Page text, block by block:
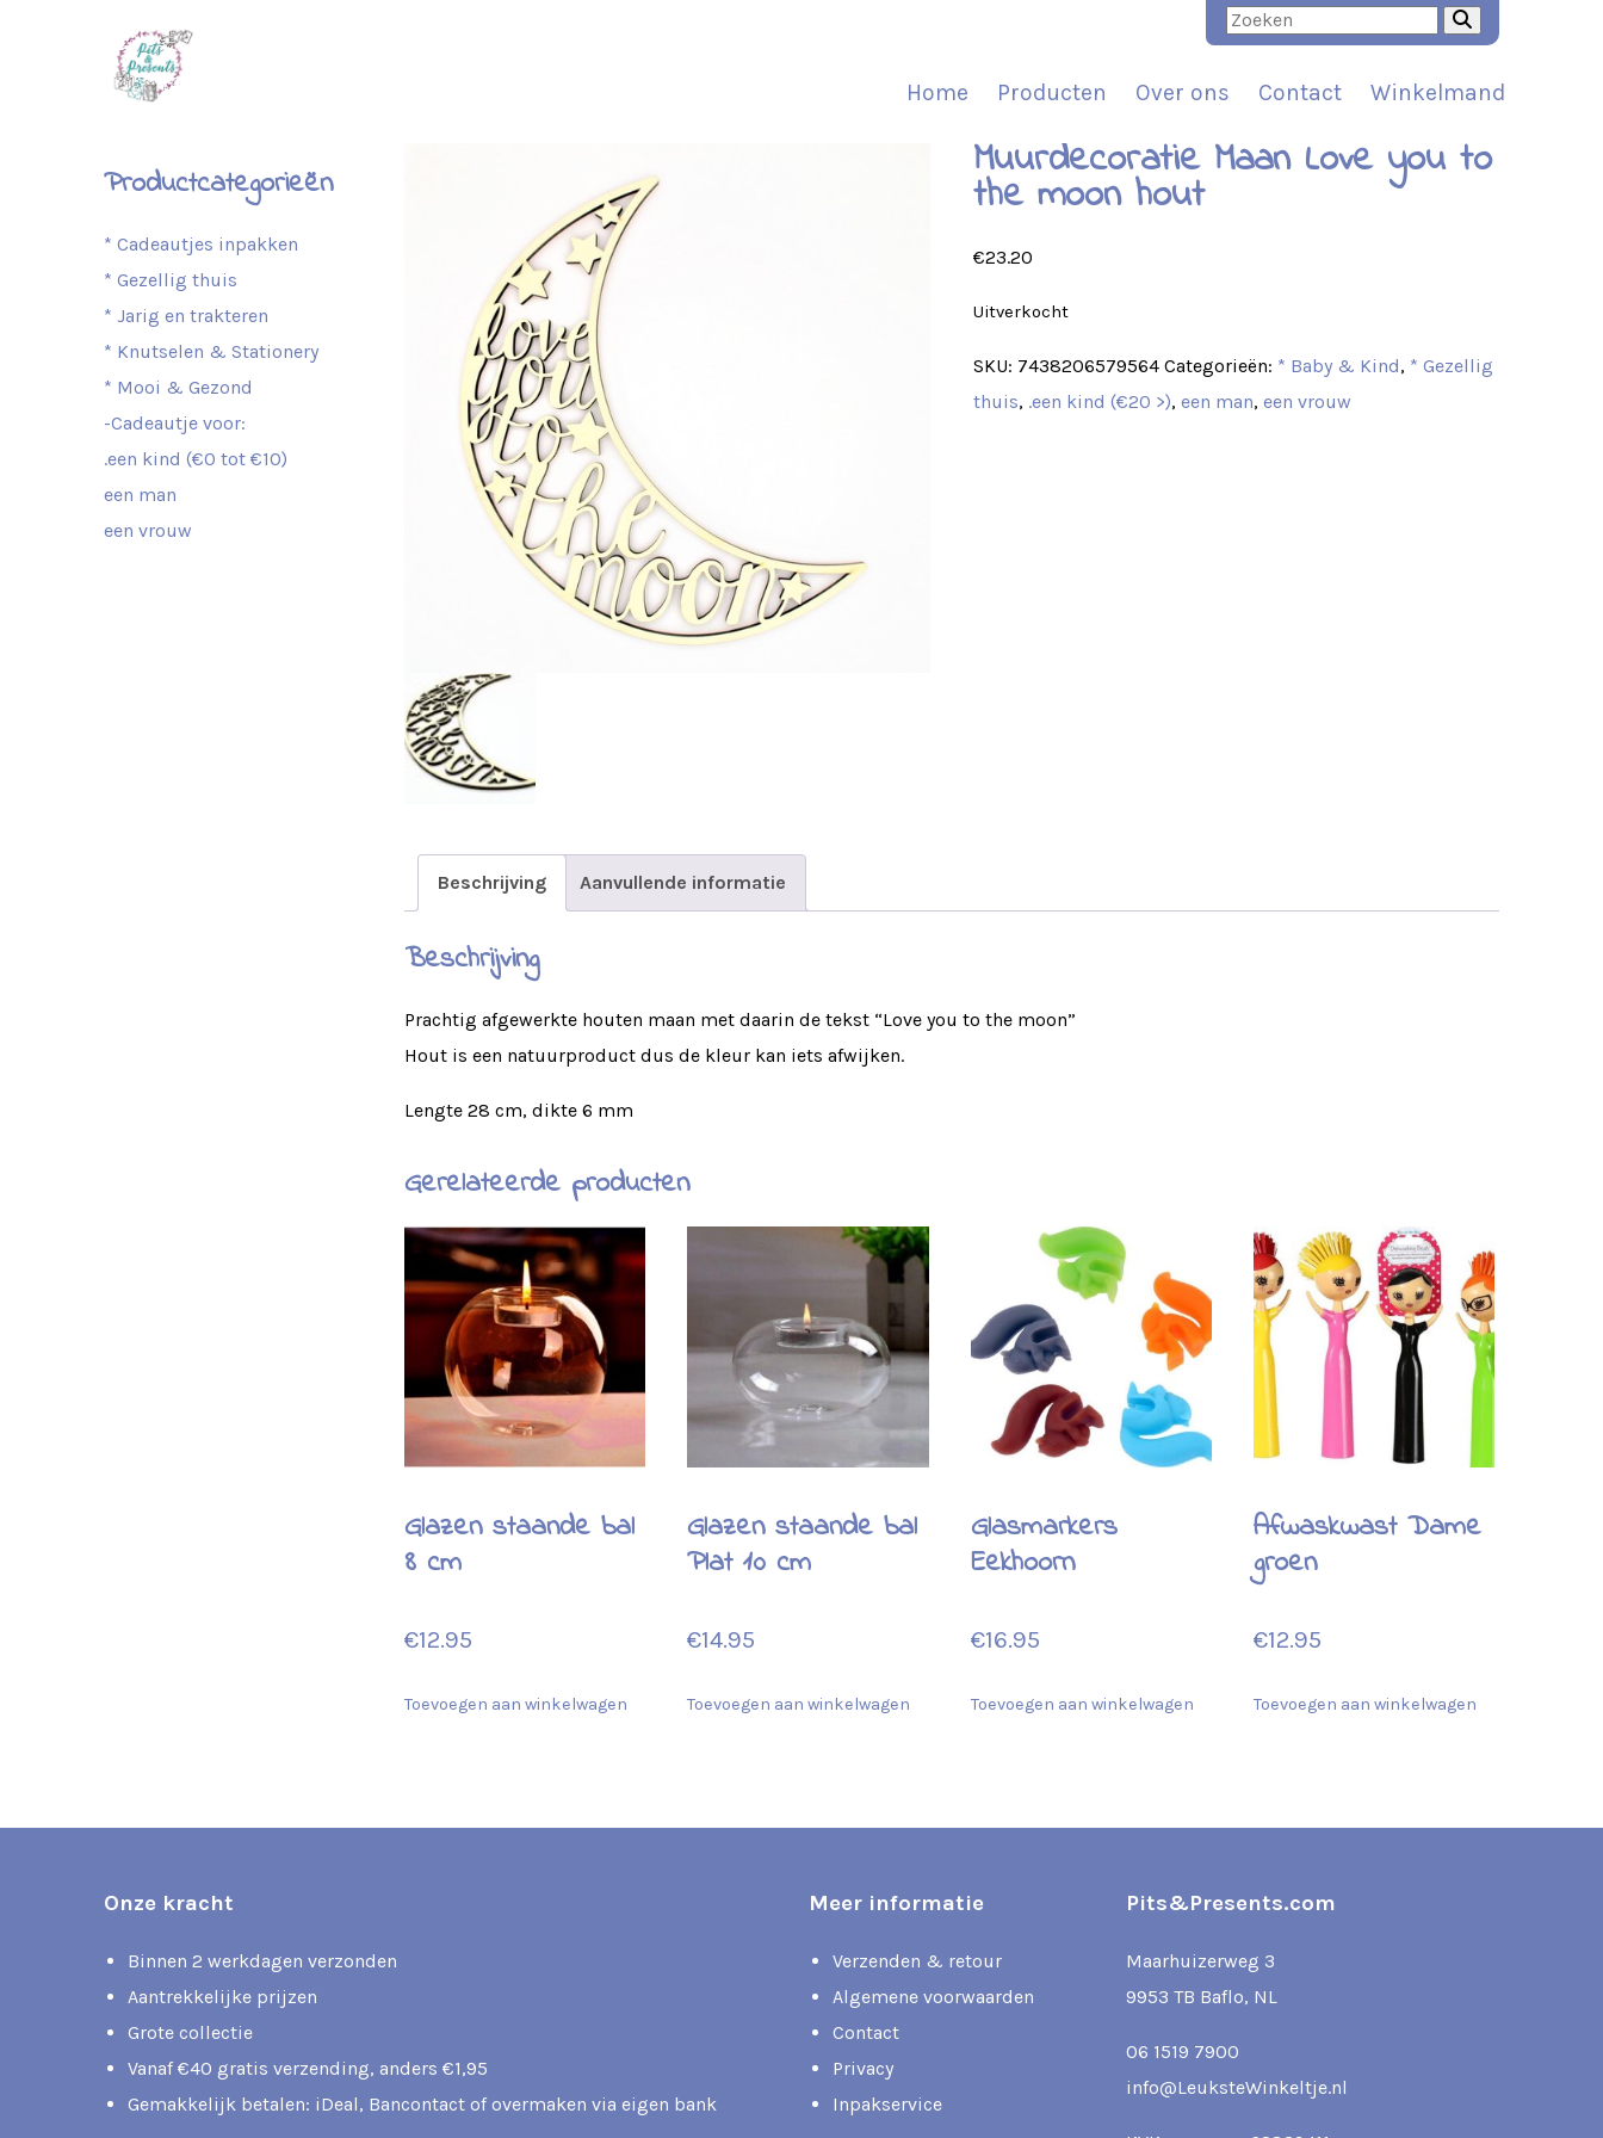
Home Producten Over ons Contact Winkelmand
Muurdecoratie Maan Love you to
the moon hout
€23.20
Uitverkocht
SKU: 7438206579564 Categorieën: * Baby & Kind, * Gezellig
thuis, .een kind (€20 >),een man,een vrouw
Beschrijving Aanvullende informatie
Beschrijving
Prachtig afgewerkte houten maan met daarin de tekst “Love you to the moon”
Hout is een natuurproduct dus de kleur kan iets afwijken.
Lengte 28 cm, dikte 6 mm
Gerelateerde producten
Glazen staande bal
8 cm
€12.95
Toevoegen aan winkelwagen
Glazen staande bal
Plat 10 cm
€14.95
Toevoegen aan winkelwagen
Glasmarkers
Eekhoorn
€16.95
Toevoegen aan winkelwagen
Afwaskwast Dame
groen
€12.95
Toevoegen aan winkelwagen
Productcategorieën
* Cadeautjes inpakken
* Gezellig thuis
* Jarig en trakteren
* Knutselen & Stationery
* Mooi & Gezond
-Cadeautje voor:
.een kind (€0 tot €10)
een man
een vrouw
Onze kracht
Binnen 2 werkdagen verzonden
Aantrekkelijke prijzen
Grote collectie
Vanaf €40 gratis verzending, anders €1,95
Gemakkelijk betalen: iDeal, Bancontact of overmaken via eigen bank
Meer informatie
Verzenden & retour
Algemene voorwaarden
Contact
Privacy
Inpakservice
Pits&Presents.com
Maarhuizerweg 3
9953 TB Baflo, NL
06 1519 7900
info@LeuksteWinkeltje.nl